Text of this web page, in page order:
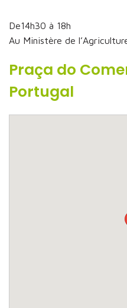
De14h30 à 18h
Au Ministère de
Praça do
Portugal